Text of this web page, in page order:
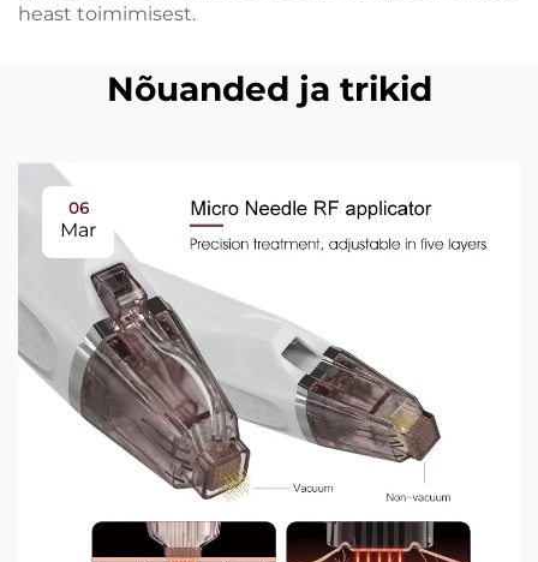
heast toimimisest.
Nõuanded ja trikid
06
Mar